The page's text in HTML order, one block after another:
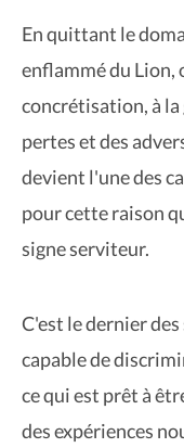
En quittant le
enflammé du Lion,
concrétisation, à
pertes et des
devient l'une des
pour cette raison
signe serviteur.
C'est le dernier
capable de
ce qui est prêt à
des expériences